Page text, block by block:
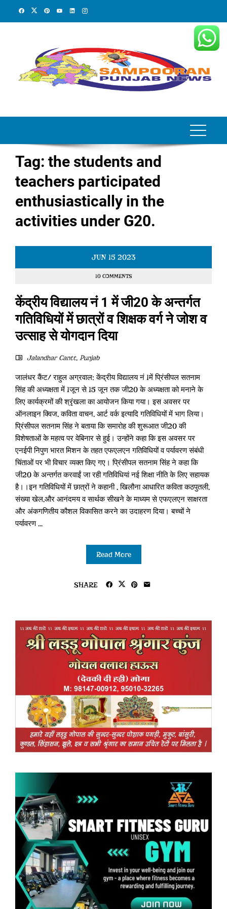
Tag: the students and
teachers participated
enthusiastically in the
activities under G20.
JUN 15 2023
10 COMMENTS
केंद्रीय विद्यालय नं 1 में जी20 के अन्तर्गत
गतिविधियों में छात्रों व शिक्षक वर्ग ने जोश व
उत्साह से योगदान दिया
Jalandhar Cantt, Punjab
जालंधर कैंट/ राहुल अग्रवाल: केंद्रीय विद्यालय नं 1में प्रिंसीपल सतनाम
सिंह की अध्यक्षता में 1जून से 15 जून तक जी20 के अध्यक्षता को मनाने के
लिए कार्यक्रमों की श्रृंखला का आयोजन किया गया। इस अवसर पर
ऑनलाइन क्विज, कविता वाचन, आर्ट वर्क इत्यादि गतिविधियों में भाग लिया।
प्रिंसीपल सतनाम सिंह ने बताया कि समारोह की शुरूआत जी20 की
विशेषताओं के महत्व पर वेबिनार से हुई। उन्होंने कहा कि इस अवसर पर
एन‌ईपी निपुण भारत मिशन के तहत एफ‌एल‌एन गतिविधियों व पर्यावरण संबंधी
चिंताओं पर भी विचार व्यक्त किए ग‌ए। प्रिंसीपल सतनाम सिंह ने कहा कि
जी20 के अन्तर्गत करवाईं जा रही गतिविधियां न‌ई शिक्षा नीति के लिए सहायक
है।।इन गतिविधियों में छात्रों ने कहानी , खिलौना आधारित कविता कठपुतली,
संख्या खेल,और आनंदमय व सार्थक सीखने के माध्यम से एफ‌एल‌एन साक्षरता
और अंकगणितीय कौशल विकासित करने का उदाहरण दिया। बच्चों ने
पर्यावरण ...
Read More
SHARE